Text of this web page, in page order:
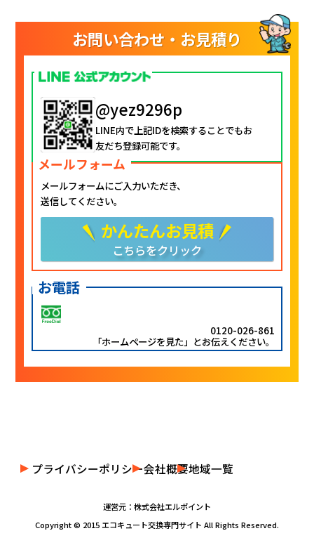
お問い合わせ・お見積り
@yez9296p
LINE内で上記IDを検索することでもお
友だち登録可能です。
メールフォーム
メールフォームにご入力いただき、
送信してください。
かんたんお見積
こちらをクリック
お電話
0120-026-861
「ホームページを見た」とお伝えください。
プライバシーポリシー会社概要地域一覧
運営元：株式会社エルポイント
Copyright © 2015 エコキュート交換専門サイト All Rights Reserved.